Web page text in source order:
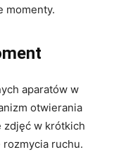
momenty.
aparatów w
otwierania
zdjęć w krótkich
ruchu.